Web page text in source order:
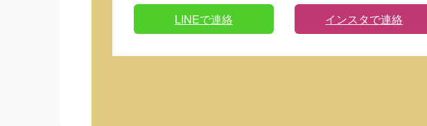
LINEで連絡 インスタで連絡